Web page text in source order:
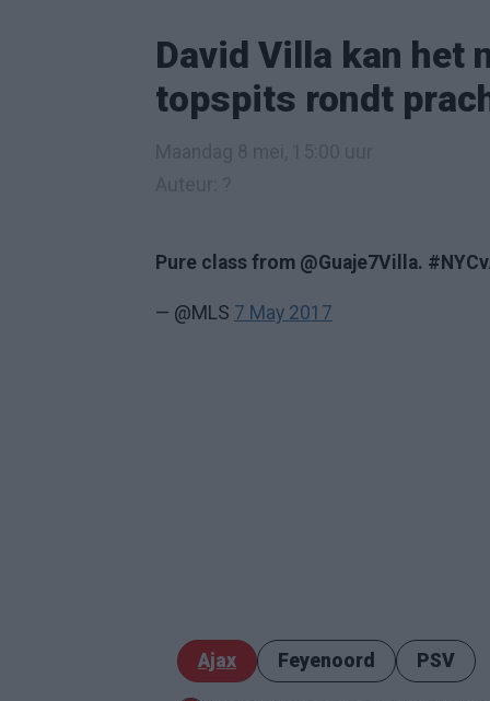
David Villa kan het
topspits rondt
Pure class from @Guaje7Villa.
— @MLS 7 May 2017
Ajax Feyenoord PSV